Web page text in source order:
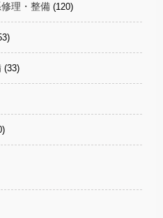
理・整備 (120)
(33)